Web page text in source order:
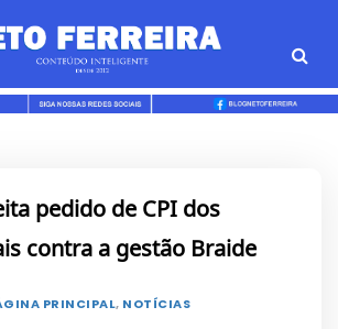
pedido de CPI dos
contra a gestão Braide
PRINCIPAL, NOTÍCIAS